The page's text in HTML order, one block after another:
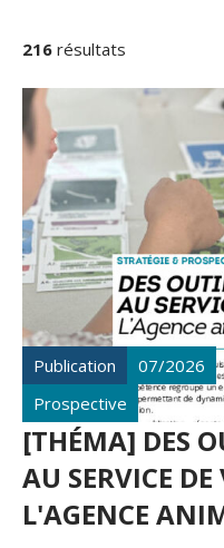
DE
LA
RECHERCHE
216 résultats
Publication
07/2026
Prospective
[THÉMA] DES
AU SERVICE DE
L'AGENCE